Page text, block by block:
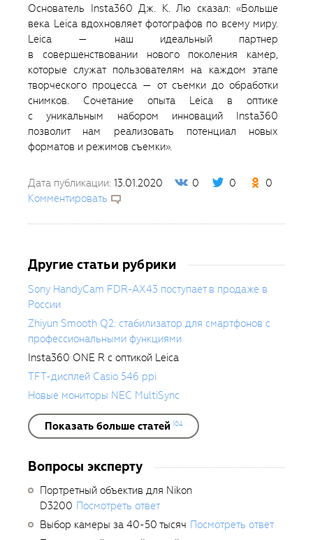
Основатель Insta360 Дж. К. Лю сказал: «Больше
века Leica вдохновляет фотографов по всему миру.
Leica — наш идеальный партнер
в совершенствовании нового поколения камер,
которые служат пользователям на каждом этапе
творческого процесса — от съемки до обработки
снимков. Сочетание опыта Leica в оптике
с уникальным набором инноваций Insta360
позволит нам реализовать потенциал новых
форматов и режимов съемки».
Дата публикации: 13.01.2020 0 0
0
Комментировать
Другие статьи рубрики
Sony HandyCam FDR-AX43 поступает в продаже в
России
Zhiyun Smooth Q2: стабилизатор для смартфонов с
профессиональными функциями
Insta360 ONE R с оптикой Leica
TFT-дисплей Casio 546 ppi
Новые мониторы NEC MultiSync
Показать больше статей 104
Вопросы эксперту
Портретный объектив для Nikon
D3200 Посмотреть ответ
Выбор камеры за 40-50 тысяч Посмотреть ответ